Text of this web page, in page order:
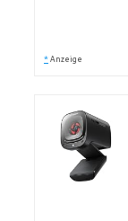
* Anzeige